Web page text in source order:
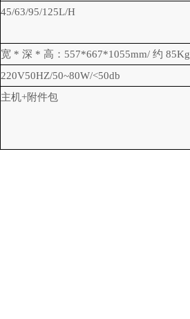
45/63/95/125L/H
宽 * 深 * 高：557*667*1055mm/约 85Kg
220V50HZ/50~80W/<50db
主机+附件包